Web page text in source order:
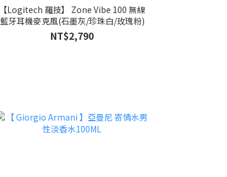
【Logitech 羅技】 Zone Vibe 100 無線
藍牙耳機麥克風(石墨灰/珍珠白/玫瑰粉)
NT$2,790